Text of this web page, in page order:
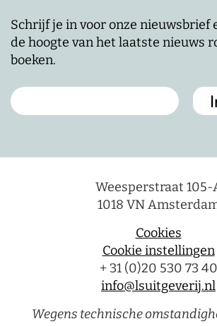
Schrijf je in voor onze nieuwsbrief
de hoogte van het laatste nieuws
boeken.
Weesperstraat 105-
1018 VN
Cookies
Cookie instellingen
+ 31 (0)20 530 73 40
info@lsuitgeverij.nl
Wegens technische